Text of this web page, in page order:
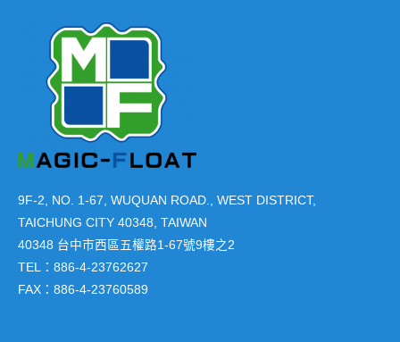
9F-2, NO. 1-67, WUQUAN ROAD., WEST DISTRICT,
TAICHUNG CITY 40348, TAIWAN
40348 台中市西區五權路1-67號9樓之2
TEL：886-4-23762627
FAX：886-4-23760589